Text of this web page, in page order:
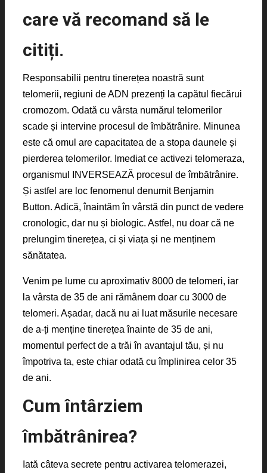
care vă recomand să le
citiți.
Responsabilii pentru tinerețea noastră sunt
telomerii, regiuni de ADN prezenți la capătul fiecărui
cromozom. Odată cu vârsta numărul telomerilor
scade și intervine procesul de îmbătrânire. Minunea
este că omul are capacitatea de a stopa daunele și
pierderea telomerilor. Imediat ce activezi telomeraza,
organismul INVERSEAZĂ procesul de îmbătrânire.
Și astfel are loc fenomenul denumit Benjamin
Button. Adică, înaintăm în vârstă din punct de vedere
cronologic, dar nu și biologic. Astfel, nu doar că ne
prelungim tinerețea, ci și viața și ne menținem
sănătatea.
Venim pe lume cu aproximativ 8000 de telomeri, iar
la vârsta de 35 de ani rămânem doar cu 3000 de
telomeri. Așadar, dacă nu ai luat măsurile necesare
de a-ți menține tinerețea înainte de 35 de ani,
momentul perfect de a trăi în avantajul tău, și nu
împotriva ta, este chiar odată cu împlinirea celor 35
de ani.
Cum întârziem
îmbătrânirea?
Iată câteva secrete pentru activarea telomerazei,